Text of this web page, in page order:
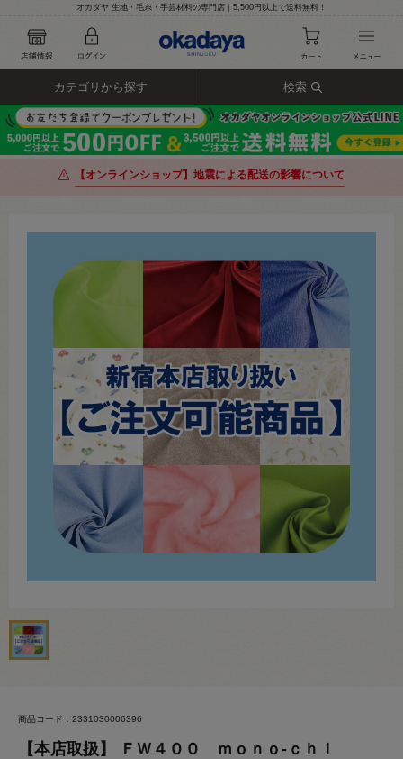
オカダヤ 生地・毛糸・手芸材料の専門店｜5,500円以上で送料無料！
カテゴリから探す 検索
【オンラインショップ】地震による配送の影響について
商品コード：2331030006396
【本店取扱】 ＦＷ４００ ｍｏｎｏ-ｃｈｉ